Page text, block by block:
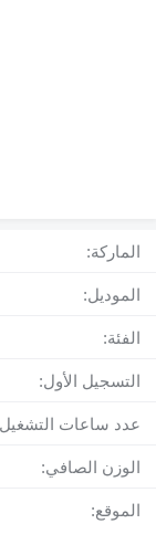
الماركة:
الموديل:
الفئة:
التسجيل الأول:
عدد ساعات
الوزن الصافي:
الموقع: